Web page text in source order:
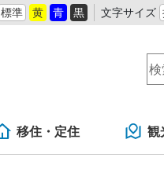
標準 黄 青 黒 文字サイズ
移住・定住 観